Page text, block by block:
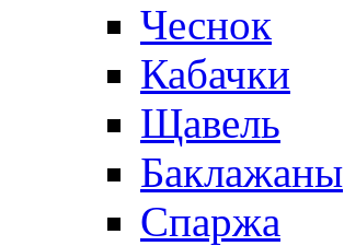
Чеснок
Кабачки
Щавель
Баклажаны
Спаржа